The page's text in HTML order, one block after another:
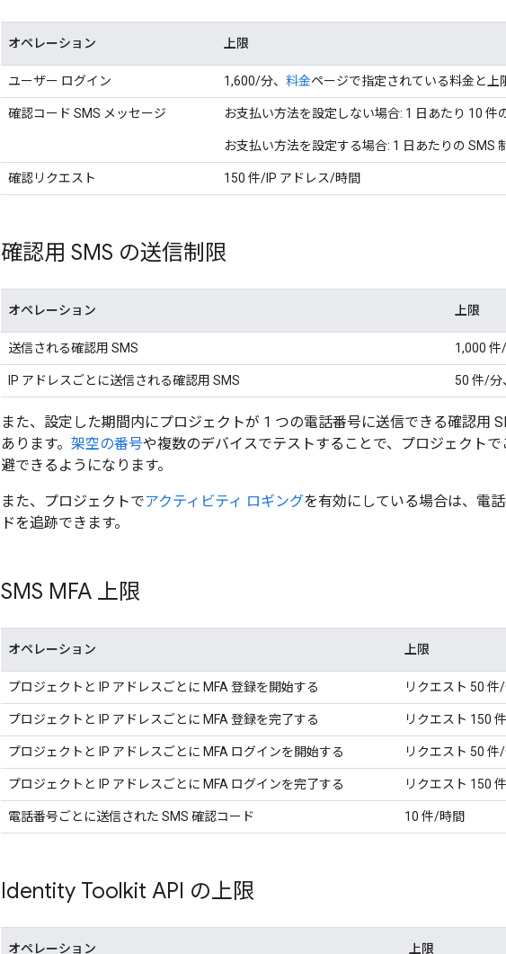
オペレーション 上限
ユーザー ログイン 1,600/分、 料金ページで指定されている料金と上
確認コード SMS メッセージ お支払い方法を設定しない場合: 1 日あたり 10 件
お支払い方法を設定する場合: 1 日あたりの SMS
確認リクエスト 150 件/IP アドレス/時間
確認用 SMS の送信制限
オペレーション 上限
送信される確認用 SMS 1,000 件
IP アドレスごとに送信される確認用 SMS 50 件/分
また、設定した期間内にプロジェクトが 1 つの電話番号に送信できる確認用
あります。 架空の番号や複数のデバイスでテストすることで、プロジェクト
避できるようになります。
また、プロジェクトでアクティビティ ロギングを有効にしている場合は、電
ドを追跡できます。
SMS MFA 上限
オペレーション 上限
プロジェクトと IP アドレスごとに MFA 登録を開始する リクエスト 50
プロジェクトと IP アドレスごとに MFA 登録を完了する リクエスト 150
プロジェクトと IP アドレスごとに MFA ログインを開始する リクエスト 50
プロジェクトと IP アドレスごとに MFA ログインを完了する リクエスト 150
電話番号ごとに送信された SMS 確認コード 10 件/時間
Identity Toolkit API の上限
オペレーション 上限